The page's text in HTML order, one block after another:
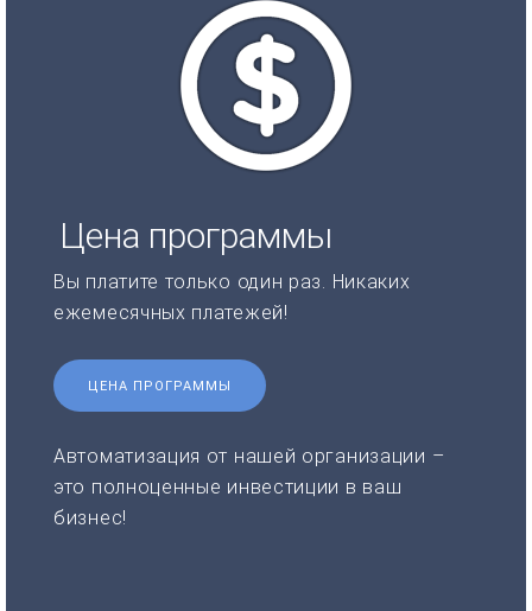
Цена программы
Вы платите только один раз. Никаких
ежемесячных платежей!
ЦЕНА ПРОГРАММЫ
Автоматизация от нашей организации –
это полноценные инвестиции в ваш
бизнес!